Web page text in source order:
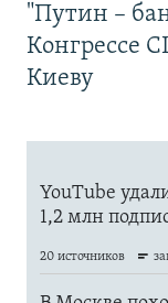
"Путин –
Конгрессе
Киеву